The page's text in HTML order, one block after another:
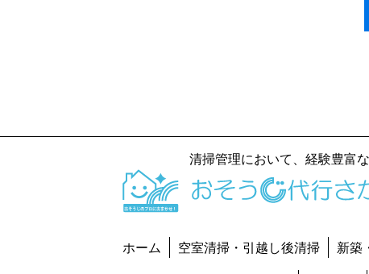
清掃管理において、経験豊富
ホーム 空室清掃・引越し後清掃 新築